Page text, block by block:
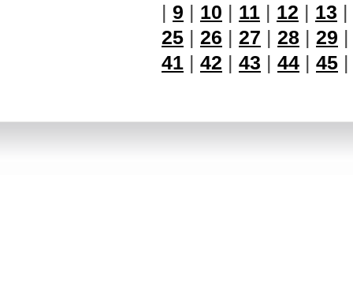
| 9 | 10 | 11 | 12 | 13 |
25 | 26 | 27 | 28 | 29
41 | 42 | 43 | 44 | 45